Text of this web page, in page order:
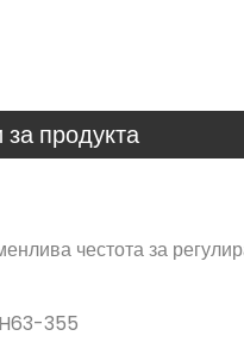
продукта
честота за
355